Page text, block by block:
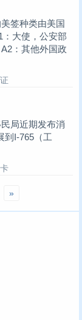
签种类由美国
大使，公安部
：其他外国政
局近期发布消
到I-765（工
»